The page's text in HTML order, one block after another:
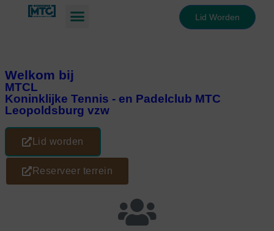
Lid Worden
Welkom bij
MTCL
Koninklijke Tennis - en Padelclub MTC
Leopoldsburg vzw
Lid worden
Reserveer terrein